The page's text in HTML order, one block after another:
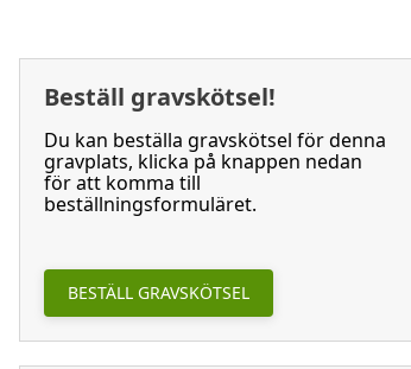
Beställ gravskötsel!
Du kan beställa gravskötsel för denna
gravplats, klicka på knappen nedan
för att komma till
beställningsformuläret.
BESTÄLL GRAVSKÖTSEL